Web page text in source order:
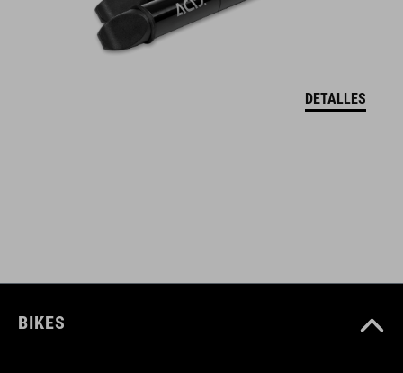
incluye bolsa de almacenamiento
asa de transporte y es fácil de guardar
PESO
DETALLES
BIKES